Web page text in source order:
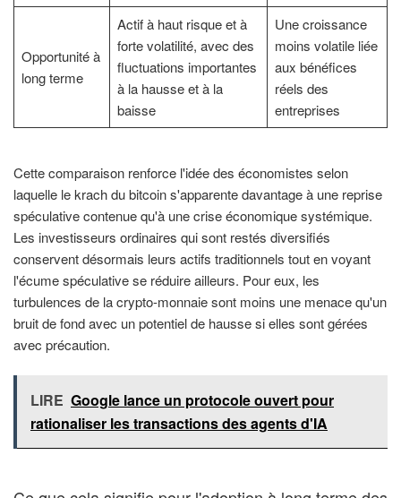
Opportunité à
long terme
Actif à haut risque et à
forte volatilité, avec des
fluctuations importantes
à la hausse et à la
baisse
Une croissance
moins volatile liée
aux bénéfices
réels des
entreprises
Cette comparaison renforce l'idée des économistes selon
laquelle le krach du bitcoin s'apparente davantage à une reprise
spéculative contenue qu'à une crise économique systémique.
Les investisseurs ordinaires qui sont restés diversifiés
conservent désormais leurs actifs traditionnels tout en voyant
l'écume spéculative se réduire ailleurs. Pour eux, les
turbulences de la crypto-monnaie sont moins une menace qu'un
bruit de fond avec un potentiel de hausse si elles sont gérées
avec précaution.
LIRE Google lance un protocole ouvert pour
rationaliser les transactions des agents d'IA